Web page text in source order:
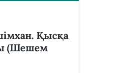
Қысқа
(Шешем